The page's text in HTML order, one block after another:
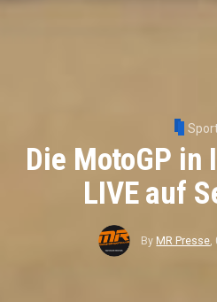
Die MotoGP in
LIVE auf
By MR Presse,